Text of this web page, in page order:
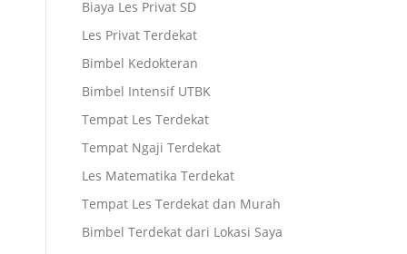
Biaya Les Privat SD
Les Privat Terdekat
Bimbel Kedokteran
Bimbel Intensif UTBK
Tempat Les Terdekat
Tempat Ngaji Terdekat
Les Matematika Terdekat
Tempat Les Terdekat dan Murah
Bimbel Terdekat dari Lokasi Saya